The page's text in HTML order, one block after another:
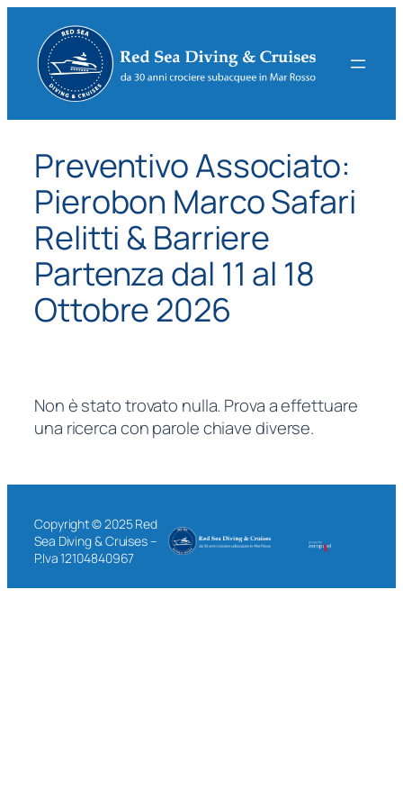
contenuto
Preventivo Associato:
Pierobon Marco Safari
Relitti & Barriere
Partenza dal 11 al 18
Ottobre 2026
Non è stato trovato nulla. Prova a effettuare
una ricerca con parole chiave diverse.
Copyright © 2025 Red
Sea Diving & Cruises –
P.Iva 12104840967